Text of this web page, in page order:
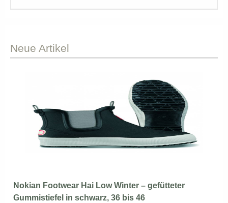
Neue Artikel
Nokian Footwear Hai Low Winter – gefütteter
Gummistiefel in schwarz, 36 bis 46